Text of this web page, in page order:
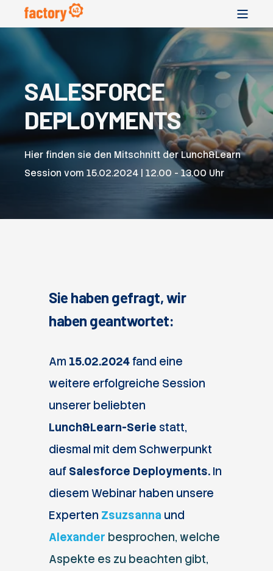
SALESFORCE
DEPLOYMENTS
Hier finden sie den Mitschnitt der Lunch&Learn
Session vom 15.02.2024 | 12.00 - 13.00 Uhr
Sie haben gefragt, wir
haben geantwortet:
Am 15.02.2024fand eine
weitere erfolgreiche Session
unserer beliebten
Lunch&Learn-Serie statt,
diesmal mit dem Schwerpunkt
auf Salesforce Deployments. In
diesem Webinar haben unsere
Experten Zsuzsanna und
Alexander besprochen, welche
Aspekte es zu beachten gibt,